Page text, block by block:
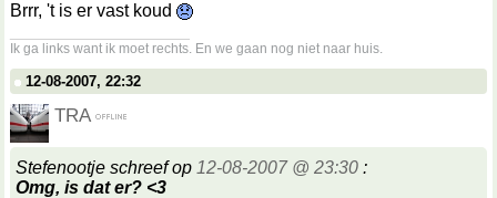
Brrr, 't is er vast koud
Ik ga links want ik moet rechts. En we gaan nog niet naar huis.
12-08-2007, 22:32
TRA
Stefenootje schreef op 12-08-2007 @ 23:30 :
Omg, is dat er? <3